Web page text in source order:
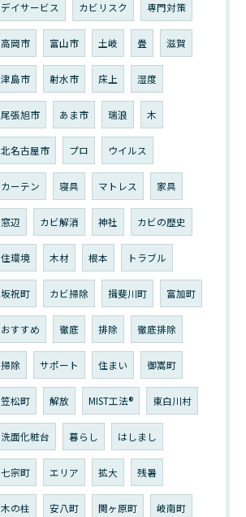
デイサービス カビリスク 専門対策
高岡市 富山市 土岐 畳 滋賀
津島市 射水市 床上 湿度
尾張旭市 あま市 瑞浪 木
北名古屋市 プロ ウイルス
カーテン 寝具 マトレス 家具
窓辺 カビ解消 神社 カビの歴史
住環境 木材 根本 トラブル
坂祝町 カビ掃除 揖斐川町 富加町
おすすめ 徹底 排除 徹底排除
掃除 サポート 住まい 御嵩町
笠松町 解放 MIST工法®︎ 東白川村
洗面化粧台 暮らし はしまし
七宗町 エリア 拡大 残暑
木の柱 安八町 関ヶ原町 岐南町